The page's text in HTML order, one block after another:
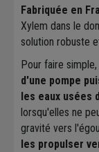
Fabriquée en
Xylem dans le
solution robuste
Pour faire
d'une pompe
les eaux usées
lorsqu'elles ne
gravité vers
les propulser